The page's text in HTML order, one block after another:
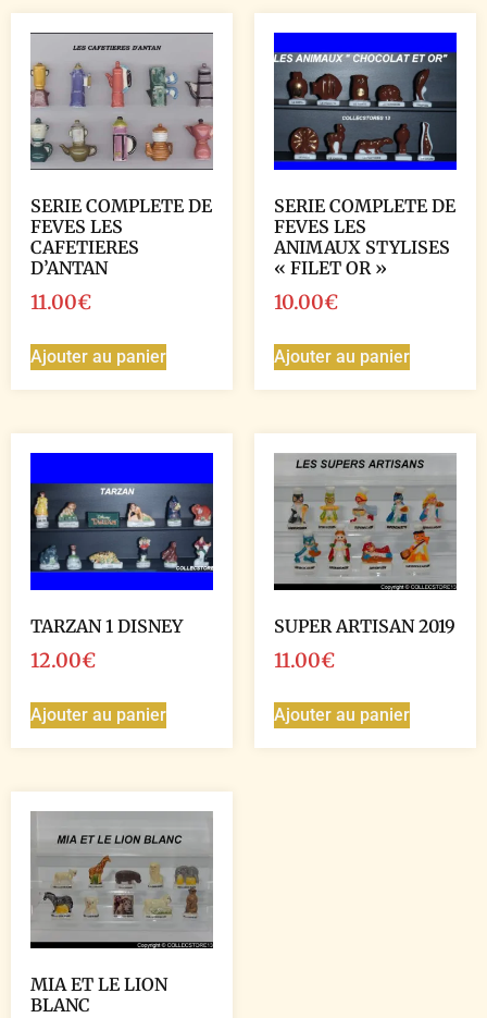
SERIE COMPLETE DE
FEVES LES
CAFETIERES
D’ANTAN
11.00€
Ajouter au panier
SERIE COMPLETE DE
FEVES LES
ANIMAUX STYLISES
« FILET OR »
10.00€
Ajouter au panier
TARZAN 1 DISNEY
12.00€
Ajouter au panier
SUPER ARTISAN 2019
11.00€
Ajouter au panier
MIA ET LE LION
BLANC